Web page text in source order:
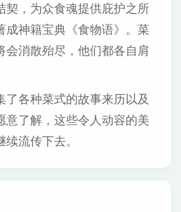
，为众食魂提供庇护之所
神籍宝典《食物语》。菜
会消散殆尽，他们都各自肩
各种菜式的故事来历以及
意了解，这些令人动容的美
流传下去。